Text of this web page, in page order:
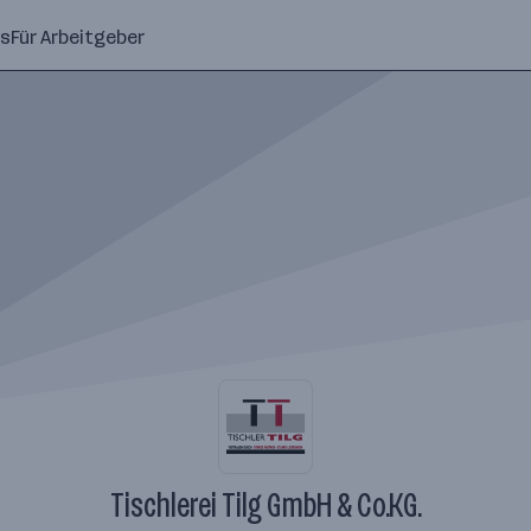
Für Arbeitgeber
Tischlerei Tilg GmbH & Co.KG.